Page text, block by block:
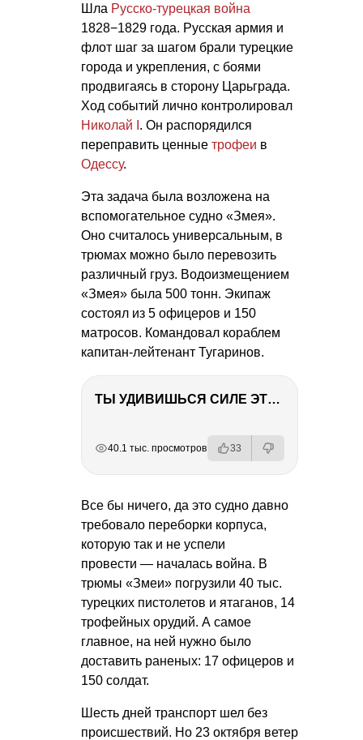
Шла Русско-турецкая война
1828−1829 года. Русская армия и
флот шаг за шагом брали турецкие
города и укрепления, с боями
продвигаясь в сторону Царьграда.
Ход событий лично контролировал
Николай I . Он распорядился
переправить ценные трофеи в
Одессу.
Эта задача была возложена на
вспомогательное судно «Змея».
Оно считалось универсальным, в
трюмах можно было перевозить
различный груз. Водоизмещением
«Змея» была 500 тонн. Экипаж
состоял из 5 офицеров и 150
матросов. Командовал кораблем
капитан-лейтенант Тугаринов.
ТЫ УДИВИШЬСЯ СИЛЕ ЭТО ЧЕЛОВЕКА! Блог о нашей поездке в Вышний Волочек
40.1 тыс. просмотров 33
Все бы ничего, да это судно давно
требовало переборки корпуса,
которую так и не успели
провести — началась война. В
трюмы «Змеи» погрузили 40 тыс.
турецких пистолетов и ятаганов, 14
трофейных орудий. А самое
главное, на ней нужно было
доставить раненых: 17 офицеров и
150 солдат.
Шесть дней транспорт шел без
происшествий. Но 23 октября ветер